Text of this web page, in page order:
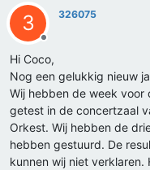
3
Offline
326075
Hi Coco,
Nog een gelukkig nieuw
Wij hebben de week voor
getest in de concertzaal
Orkest. Wij hebben de
hebben gestuurd. De
kunnen wij niet